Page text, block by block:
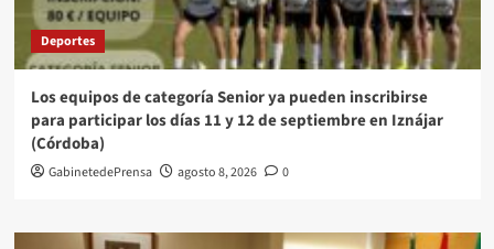
Deportes
Los equipos de categoría Senior ya pueden inscribirse
para participar los días 11 y 12 de septiembre en Iznájar
(Córdoba)
GabinetedePrensa agosto 8, 2026 0